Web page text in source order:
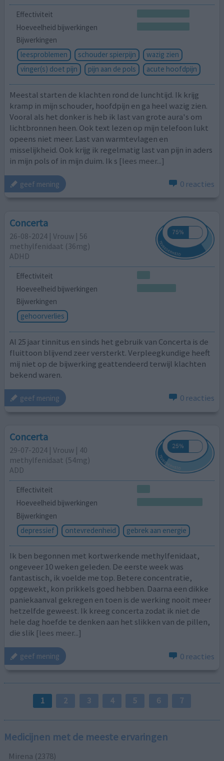
Effectiviteit
Hoeveelheid bijwerkingen
Bijwerkingen
leesproblemen
schouder spierpijn
wazig zien
vinger(s) doet pijn
pijn aan de pols acute hoofdpijn
Meestal starten de klachten rond de lunchtijd. Ik krijg
kramp in mijn schouder, hoofdpijn en ga heel wazig zien.
Vooral als het donker is heb ik last van grote aura's om
lichtbronnen heen. Ook text lezen op mijn telefoon lukt
opeens niet meer. Last van warmtevlagen en
misselijkheid. Ook krijg ik regelmatig last van pijn in aders
in mijn pols of in mijn duim. Ik s [lees meer...]
geef mening 0 reacties
Concerta
26-08-2024 | Vrouw | 56
methylfenidaat (36mg)
ADHD
Effectiviteit
Hoeveelheid bijwerkingen
Bijwerkingen
gehoorverlies
Al 25 jaar tinnitus en sinds het gebruik van Concerta is de
fluittoon blijvend zeer versterkt. Verpleegkundige heeft
mij niet op de bijwerking geattendeerd terwijl klachten
bekend waren.
geef mening 0 reacties
Concerta
29-07-2024 | Vrouw | 40
methylfenidaat (54mg)
ADD
Effectiviteit
Hoeveelheid bijwerkingen
Bijwerkingen
depressief
ontevredenheid gebrek aan energie
Ik ben begonnen met kortwerkende methylfenidaat,
ongeveer 10 weken geleden. De eerste week was
fantastisch, ik voelde me top. Betere concentratie,
opgewekt, kon prikkels goed hebben. Daarna een dikke
paniekaanval gekregen en toen is de werking nooit meer
hetzelfde geweest. Ik kreeg concerta zodat ik niet de
hele dag hoefde te denken aan het slikken van de pillen,
die slik [lees meer...]
geef mening 0 reacties
1 2 3 4 5 6 7
Medicijnen met de meeste ervaringen
Mirena (2378)